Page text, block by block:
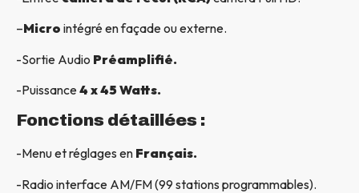
–Micro intégré en façade ou externe.
-Sortie Audio Préamplifié.
-Puissance4 x 45 Watts.
Fonctions détaillées :
-Menu et réglages en Français.
-Radio interface AM/FM (99 stations programmables).